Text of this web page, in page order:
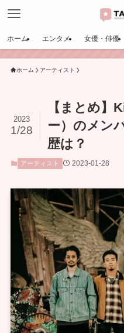
ホーム エンタメ 女優・俳優
ホーム アーティスト
【まとめ】
ー）のメン
歴は？
2023
1/28
アーティスト 2023-01-28